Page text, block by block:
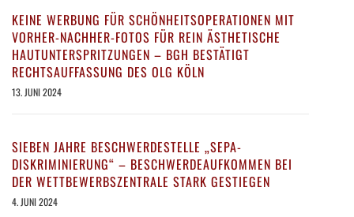
KEINE WERBUNG FÜR SCHÖNHEITSOPERATIONEN MIT
VORHER-NACHHER-FOTOS FÜR REIN ÄSTHETISCHE
HAUTUNTERSPRITZUNGEN – BGH BESTÄTIGT
RECHTSAUFFASSUNG DES OLG KÖLN
13. JUNI 2024
SIEBEN JAHRE BESCHWERDESTELLE „SEPA-
DISKRIMINIERUNG“ – BESCHWERDEAUFKOMMEN BEI
DER WETTBEWERBSZENTRALE STARK GESTIEGEN
4. JUNI 2024